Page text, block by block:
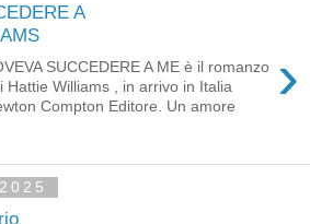
A
›
SUCCEDERE A ME è il romanzo
Hattie Williams , in arrivo in Italia
Compton Editore. Un amore